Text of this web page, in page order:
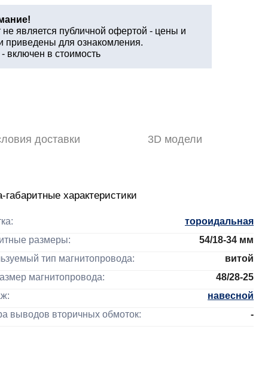
не является публичной офертой - цены и
приведены для ознакомления.
- включен в стоимость
доставки 3D модели
габаритные характеристики
тороидальная
размеры:
54/18-34 мм
тип магнитопровода:
витой
магнитопровода:
48/28-25
навесной
выводов вторичных обмоток:
-